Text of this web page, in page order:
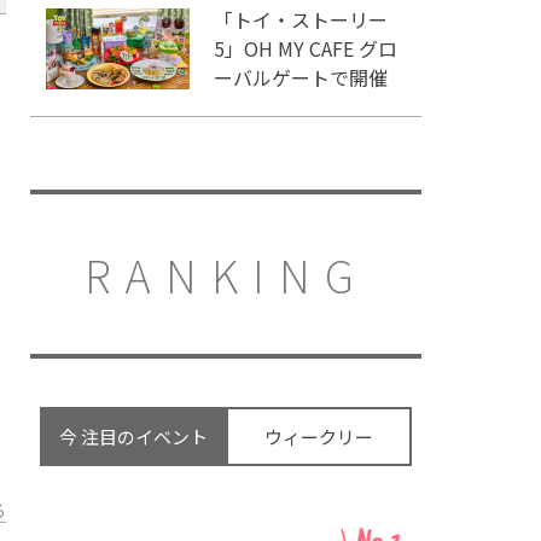
「トイ・ストーリー
5」OH MY CAFE グロ
ーバルゲートで開催
RANKING
今 注目のイベント ウィークリー